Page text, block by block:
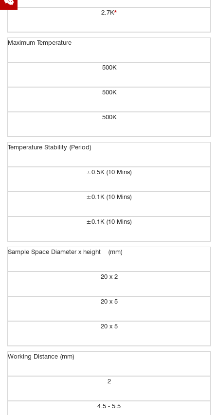
2.7K*
Maximum Temperature
500K
500K
500K
Temperature Stability (Period)
±0.5K (10 Mins)
±0.1K (10 Mins)
±0.1K (10 Mins)
Sample Space Diameter x height (mm)
20 x 2
20 x 5
20 x 5
Working Distance (mm)
2
4.5 - 5.5